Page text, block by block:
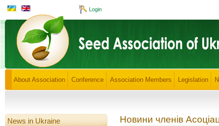
Login
About Association Conference Association Members Legislation
Новини членів
News in Ukraine